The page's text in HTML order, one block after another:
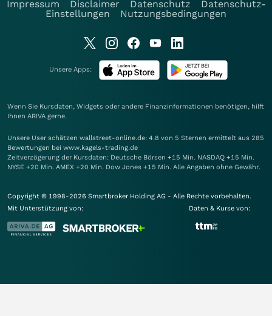
Impressum
Disclaimer Datenschutz
Datenschutz-
Einstellungen
Nutzungsbedingungen
Unsere Apps:
Wenn Sie Kursdaten, Widgets oder andere Finanzinformationen benötigen, hilft
Ihnen ARIVA gerne.
Unsere User schätzen wallstreet-online.de: 4.8 von 5 Sternen ermittelt aus 285
Bewertungen bei www.kagels-trading.de
Zeitverzögerung der Kursdaten: Deutsche Börsen +15 Min. NASDAQ +15 Min.
NYSE +20 Min. AMEX +20 Min. Dow Jones +15 Min. Alle Angaben ohne Gewähr.
Copyright © 1998-2026 Smartbroker Holding AG - Alle Rechte vorbehalten.
Mit Unterstützung von:
Daten & Kurse von: